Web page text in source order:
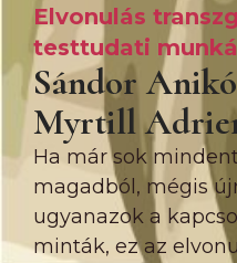
Elvonulás
testtudati
Sándor
Myrtill
Ha már sok
magadból, mégis
ugyanazok a
minták, ez az